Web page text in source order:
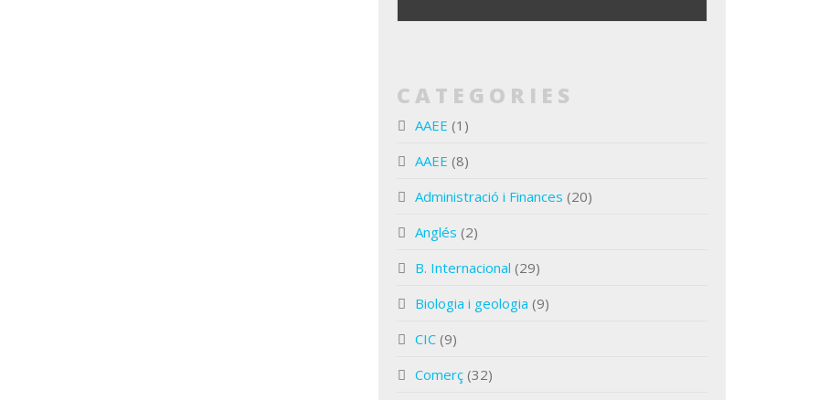
CATEGORIES
AAEE (1)
AAEE (8)
Administració i Finances (20)
Anglés (2)
B. Internacional (29)
Biologia i geologia (9)
CIC (9)
Comerç (32)